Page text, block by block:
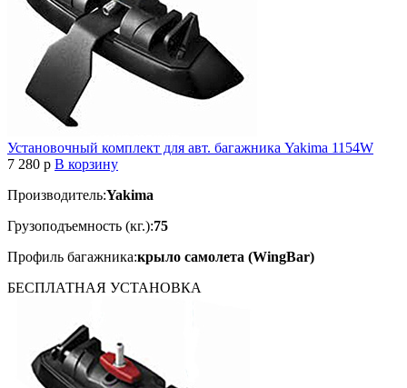
Установочный комплект для авт. багажника Yakima 1154W
7 280 p В корзину
Производитель:Yakima
Грузоподъемность (кг.):75
Профиль багажника:крыло самолета (WingBar)
БЕСПЛАТНАЯ УСТАНОВКА